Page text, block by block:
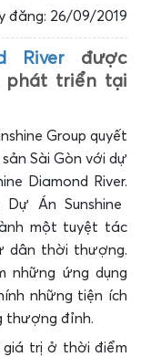
đăng: 26/09/2019
River được
phát triển tại
Group quyết
Sài Gòn với dự
Diamond River.
Dự Án Sunshine
một tuyệt tác
dân thời thượng.
những ứng dụng
những tiện ích
thượng đỉnh.
giá trị ở thời điểm